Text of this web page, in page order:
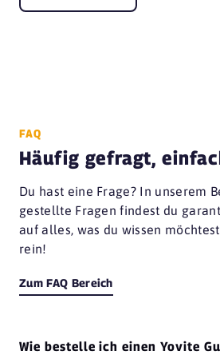
FAQ
Häufig gefragt,
Du hast eine Frage? In unserem
gestellte Fragen findest du
auf alles, was du wissen
rein!
Zum FAQ Bereich
Wie bestelle ich einen Yovite